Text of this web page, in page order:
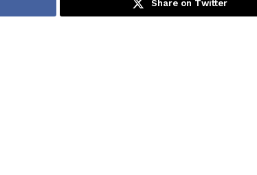
Share on Twitter